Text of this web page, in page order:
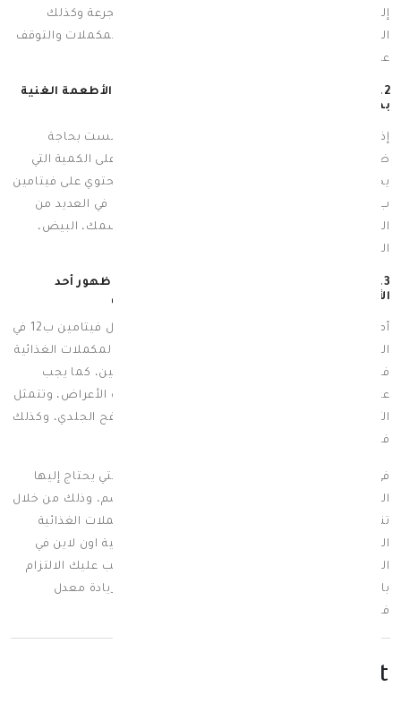
إليها من هذا المكمل، ويجب عليك الإلتزام بهذه الجرعة وكذلك
الالتزام بالفترة الزمنية التي حددها لك لتناول هذه المكملات والتوقف
عنها بعد انتهاء هذه الفترة.
2.الاهتمام بالحصول على فيتامين ب12 من خلال الأطعمة الغنية
بها
إذا كنت تعاني من نقص بسيط في فيتامين ب 12 ولست بحاجة
ضرورية إلى المكملات الغذائية، فيمكنك الحصول على الكمية التي
يحتاج إليها جسمك من خلال تناول الأطعمة التي تحتوي على فيتامين
ب12 وتعد مصادر غنية لها، حيث يوجد فيتامين ب١٢ في العديد من
المصادر الغذائية المختلفة مثل: اللحوم، الجبن، السمك، البيض،
الحليب وحليب اللوز.
3.التوقف عن تناول المكملات الغذائية في حالات ظهور أحد
الأعراض الجانبية لزيادة فيتامين ب12 في الجسم
أما في حالة ظهور أحد الأعراض الجانبية لزيادة معدل فيتامين ب12 في
الجسم عليك، فيجب عليك التوقف عن تناول هذه المكملات الغذائية
فوراً وكذلك تجنب الأطعمة التي تحتوي على الفيتامين، كما يجب
عليك التوجه مباشرةً للطبيب واستشارته حول هذه الأعراض، وتتمثل
الأعراض في الشعور بالتعب الشديد والإرهاق والطفح الجلدي، وكذلك
فقدان الشهية وعدم القدرة على التركيز.
في النهاية يُعد فيتامين ب12 أحد أهم الفيتامينات التي يحتاج إليها
الجسم، والذي يجب الاهتمام بعلاج نقصه في الجسم، وذلك من خلال
تناول الأطعمة التي تحتوي عليه، بالإضافة إلى المكملات الغذائية
المختلفة التي يُمكنك طلبها من خلال أفضل صيدلية اون لاين في
الكويت صيدلية سبيريت بأفضل الأسعار، ولكن يجب عليك الالتزام
بالجرعة المحددة من هذه المكملات، وذلك لتجنب زيادة معدل
فيتامين ب١٢ في الجسم لديك.
leave_your_comment